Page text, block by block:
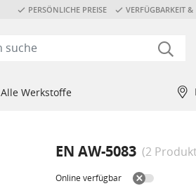
PERSÖNLICHE PREISE VERFÜGBARKEIT &
Alle Werkstoffe
EN AW-5083 (2
Online verfügbar